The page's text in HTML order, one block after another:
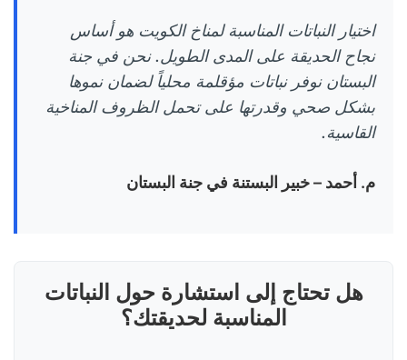
اختيار النباتات المناسبة لمناخ الكويت هو أساس
نجاح الحديقة على المدى الطويل. نحن في جنة
البستان نوفر نباتات مؤقلمة محلياً لضمان نموها
بشكل صحي وقدرتها على تحمل الظروف المناخية
القاسية.
م. أحمد – خبير البستنة في جنة البستان
هل تحتاج إلى استشارة حول النباتات
المناسبة لحديقتك؟